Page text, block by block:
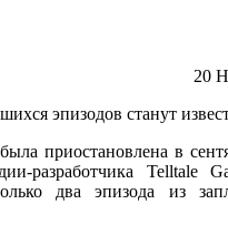
20
эпизодов станут
приостановлена в
разработчика Telltale
два эпизода из